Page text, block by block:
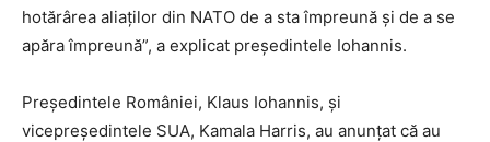
hotărârea aliaţilor din NATO de a sta împreună şi de a se
apăra împreună”, a explicat preşedintele Iohannis.
Preşedintele României, Klaus Iohannis, şi
vicepreşedintele SUA, Kamala Harris, au anunţat că au